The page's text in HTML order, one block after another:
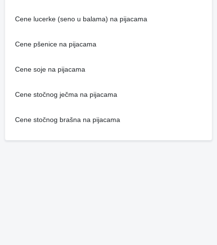
Cene lucerke (seno u balama) na pijacama
Cene pšenice na pijacama
Cene soje na pijacama
Cene stočnog ječma na pijacama
Cene stočnog brašna na pijacama